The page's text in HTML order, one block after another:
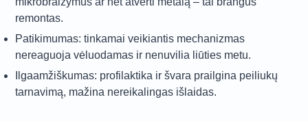
remontas.
Patikimumas: tinkamai veikiantis mechanizmas
nereaguoja vėluodamas ir nenuvilia liūties metu.
Ilgaamžiškumas: profilaktika ir švara prailgina peiliukų
tarnavimą, mažina nereikalingas išlaidas.